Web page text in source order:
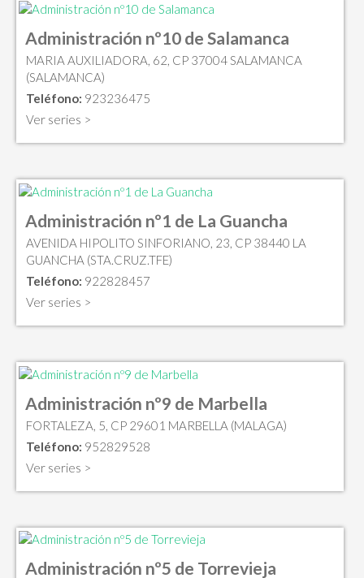
Administración nº10 de Salamanca
MARIA AUXILIADORA, 62, CP 37004 SALAMANCA
(SALAMANCA)
Teléfono: 923236475
Ver series >
Administración nº1 de La Guancha
AVENIDA HIPOLITO SINFORIANO, 23, CP 38440 LA
GUANCHA (STA.CRUZ.TFE)
Teléfono: 922828457
Ver series >
Administración nº9 de Marbella
FORTALEZA, 5, CP 29601 MARBELLA (MALAGA)
Teléfono: 952829528
Ver series >
Administración nº5 de Torrevieja